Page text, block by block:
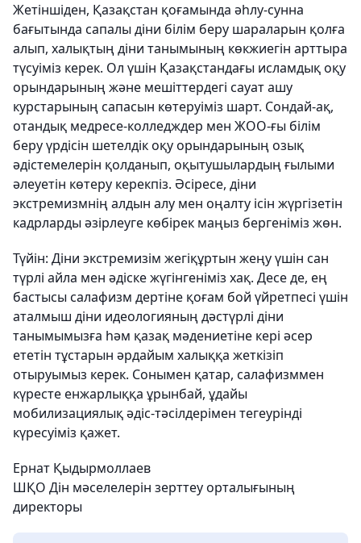
Жетіншіден, Қазақстан қоғамында әһлу-сунна
бағытында сапалы діни білім беру шараларын қолға
алып, халықтың діни танымының көкжиегін арттыра
түсуіміз керек. Ол үшін Қазақстандағы исламдық оқу
орындарының және мешіттердегі сауат ашу
курстарының сапасын көтеруіміз шарт. Сондай-ақ,
отандық медресе-колледждер мен ЖОО-ғы білім
беру үрдісін шетелдік оқу орындарының озық
әдістемелерін қолданып, оқытушылардың ғылыми
әлеуетін көтеру керекпіз. Әсіресе, діни
экстремизмнің алдын алу мен оңалту ісін жүргізетін
кадрларды әзірлеуге көбірек маңыз бергеніміз жөн.
Түйін: Діни экстремизім жегіқұртын жеңу үшін сан
түрлі айла мен әдіске жүгінгеніміз хақ. Десе де, ең
бастысы салафизм дертіне қоғам бой үйретпесі үшін
аталмыш діни идеологияның дәстүрлі діни
танымымызға һәм қазақ мәдениетіне кері әсер
ететін тұстарын әрдайым халыққа жеткізіп
отыруымыз керек. Сонымен қатар, салафизммен
күресте енжарлыққа ұрынбай, ұдайы
мобилизациялық әдіс-тәсілдерімен тегеурінді
күресуіміз қажет.
Ернат Қыдырмоллаев
ШҚО Дін мәселелерін зерттеу орталығының
директоры